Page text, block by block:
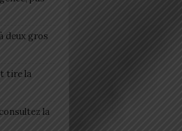
deux gros
tire la
la